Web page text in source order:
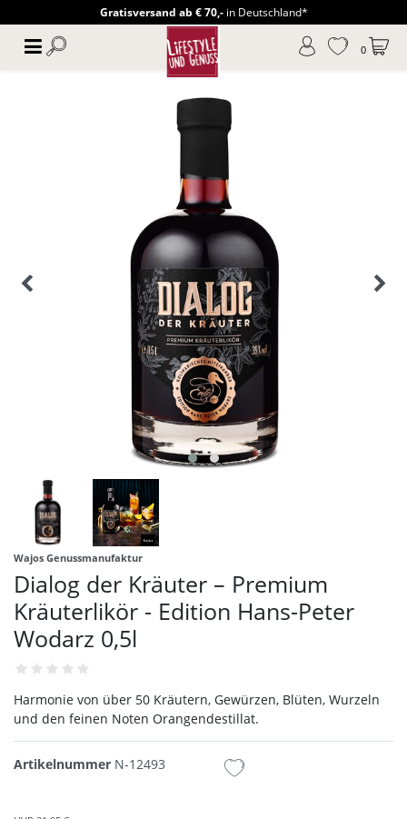
Gratisversand ab € 70,-in Deutschland*
0
Wajos Genussmanufaktur
Dialog der Kräuter – Premium
Kräuterlikör - Edition Hans-Peter
Wodarz 0,5l
Harmonie von über 50 Kräutern, Gewürzen, Blüten, Wurzeln
und den feinen Noten Orangendestillat.
Artikelnummer N-12493